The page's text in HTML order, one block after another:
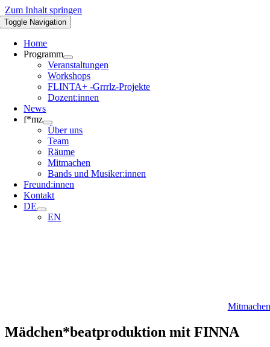
Zum Inhalt springen
Toggle Navigation
Home
Programm
Veranstaltungen
Workshops
FLINTA+ -Grrrlz-Projekte
Dozent:innen
News
f*mz
Über uns
Team
Räume
Mitmachen
Bands und Musiker:innen
Freund:innen
Kontakt
DE
EN
Mitmachen
Mädchen*beatproduktion mit FINNA